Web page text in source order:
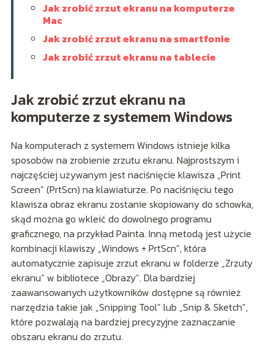
Jak zrobić zrzut ekranu na komputerze
Mac
Jak zrobić zrzut ekranu na smartfonie
Jak zrobić zrzut ekranu na tablecie
Jak zrobić zrzut ekranu na
komputerze z systemem Windows
Na komputerach z systemem Windows istnieje kilka
sposobów na zrobienie zrzutu ekranu. Najprostszym i
najczęściej używanym jest naciśnięcie klawisza „Print
Screen” (PrtScn) na klawiaturze. Po naciśnięciu tego
klawisza obraz ekranu zostanie skopiowany do schowka,
skąd można go wkleić do dowolnego programu
graficznego, na przykład Painta. Inną metodą jest użycie
kombinacji klawiszy „Windows + PrtScn”, która
automatycznie zapisuje zrzut ekranu w folderze „Zrzuty
ekranu” w bibliotece „Obrazy”. Dla bardziej
zaawansowanych użytkowników dostępne są również
narzędzia takie jak „Snipping Tool” lub „Snip & Sketch”,
które pozwalają na bardziej precyzyjne zaznaczanie
obszaru ekranu do zrzutu.